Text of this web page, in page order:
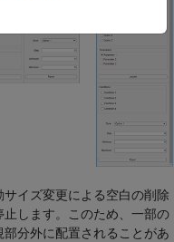
イズ変更による空白の削除
します。このため、一部の
分外に配置されることがあ